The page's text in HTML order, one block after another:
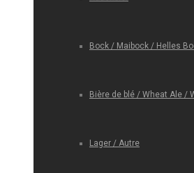
Bock / Maibock / Helles
Bière de blé / Wheat Ale /
Lager / Autre